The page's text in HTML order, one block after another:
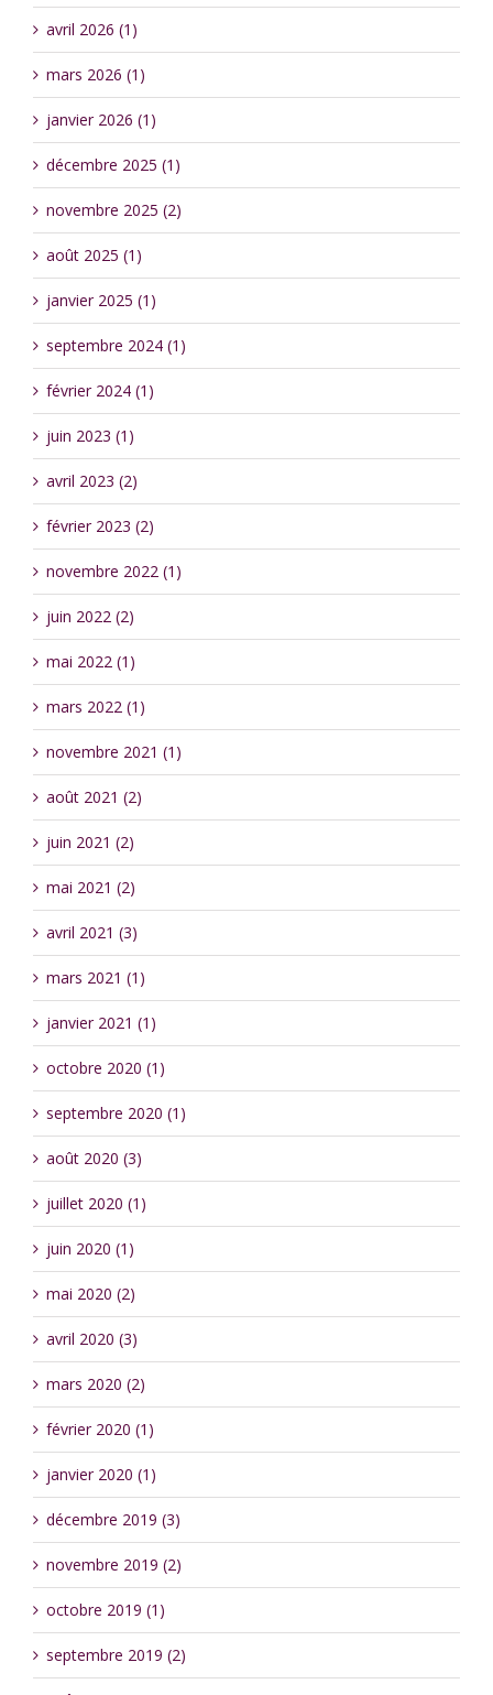
avril 2026 (1)
mars 2026 (1)
janvier 2026 (1)
décembre 2025 (1)
novembre 2025 (2)
août 2025 (1)
janvier 2025 (1)
septembre 2024 (1)
février 2024 (1)
juin 2023 (1)
avril 2023 (2)
février 2023 (2)
novembre 2022 (1)
juin 2022 (2)
mai 2022 (1)
mars 2022 (1)
novembre 2021 (1)
août 2021 (2)
juin 2021 (2)
mai 2021 (2)
avril 2021 (3)
mars 2021 (1)
janvier 2021 (1)
octobre 2020 (1)
septembre 2020 (1)
août 2020 (3)
juillet 2020 (1)
juin 2020 (1)
mai 2020 (2)
avril 2020 (3)
mars 2020 (2)
février 2020 (1)
janvier 2020 (1)
décembre 2019 (3)
novembre 2019 (2)
octobre 2019 (1)
septembre 2019 (2)